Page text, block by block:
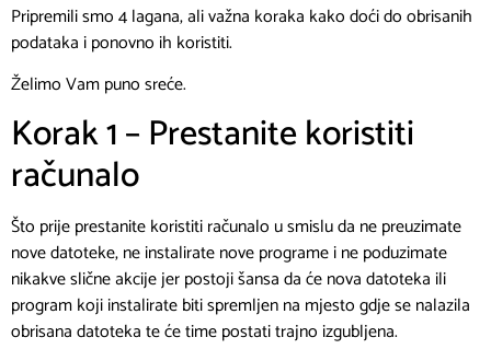
Pripremili smo 4 lagana, ali važna koraka kako doći do obrisanih
podataka i ponovno ih koristiti.
Želimo Vam puno sreće.
Korak 1 – Prestanite koristiti
računalo
Što prije prestanite koristiti računalo u smislu da ne preuzimate
nove datoteke, ne instalirate nove programe i ne poduzimate
nikakve slične akcije jer postoji šansa da će nova datoteka ili
program koji instalirate biti spremljen na mjesto gdje se nalazila
obrisana datoteka te će time postati trajno izgubljena.